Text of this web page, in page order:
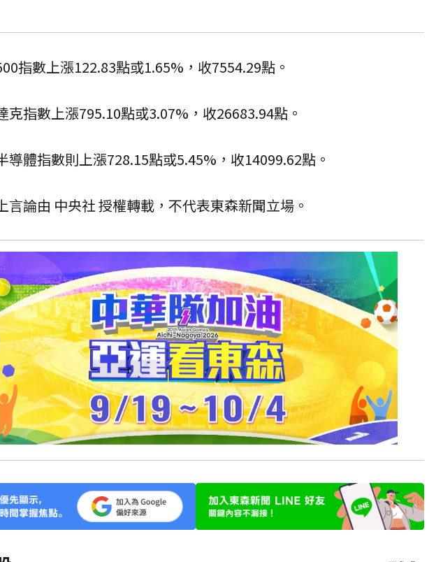
指數上漲122.83點或1.65%，收7554.29點。
克指數上漲795.10點或3.07%，收26683.94點。
導體指數則上漲728.15點或5.45%，收14099.62點。
言論由 中央社 授權轉載，不代表東森新聞立場。